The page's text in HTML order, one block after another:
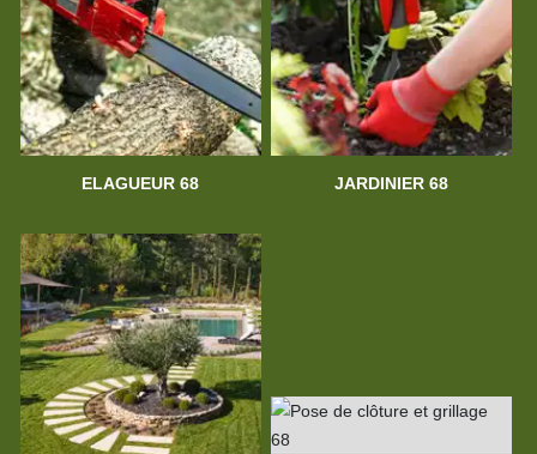
ELAGUEUR 68 JARDINIER 68